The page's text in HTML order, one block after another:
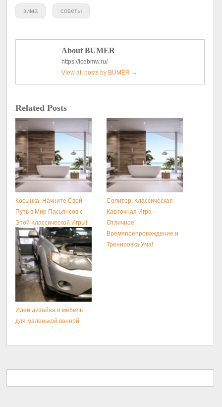
зима советы
About BUMER
https://icebmw.ru/
View all posts by BUMER →
Related Posts
Косынка: Начните Свой
Путь в Мир Пасьянсов с
Этой Классической Игры!
Солитер: Классическая
Карточная Игра –
Отличное
Времяпрепровождение и
Тренировка Ума!
Идеи дизайна и мебель
для маленькой ванной